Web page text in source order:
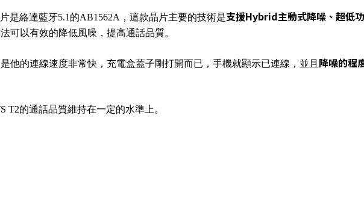
是絡達藍牙5.1的AB1562A，這款晶片主要的技術是支援Hybrid主動式降噪、超低
可以有效的降低風噪，提高通話品質。
他的連線速度非常快，充電盒蓋子剛打開而已，手機就顯示已連線，並且 降噪的程
T2的通話品質維持在一定的水準上。